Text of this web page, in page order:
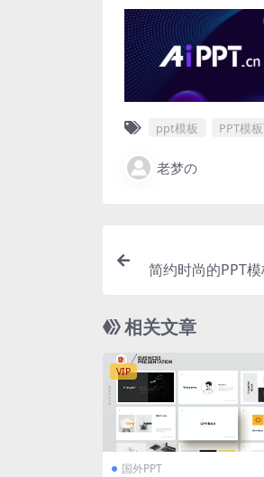
ppt模板 PPT模
老梦の
简约时尚的PPT
相关文章
VIP
国外PPT